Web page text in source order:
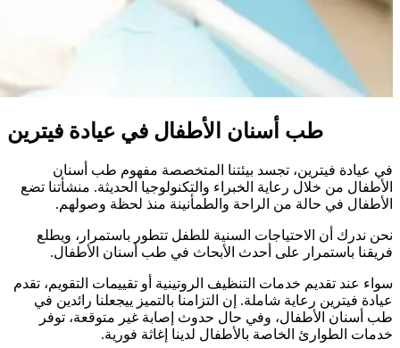
طب أسنان الأطفال في عيادة فيترين
في عيادة فيترين، تجسد بيئتنا المتخصصة مفهوم طب أسنان
الأطفال من خلال رعاية الخبراء والتكنولوجيا الحديثة. منشأتنا تضع
الأطفال في حالة من الراحة والطمأنينة منذ لحظة وصولهم.
نحن ندرك أن الاحتياجات السنية للطفل تتطور باستمرار، ويطلع
فريقنا باستمرار على أحدث الأبحاث في طب أسنان الأطفال.
سواء عند تقديم خدمات التنظيف الروتينية أو تقييمات التقويم، تقدم
عيادة فيترين رعاية شاملة. إن التزامنا بالتميز ييجعلنا رائدين في
طب أسنان الأطفال، وفي حال حدوث إصابة غير متوقعة، توفر
خدمات الطوارئ الخاصة بالأطفال لدينا إغاثة فورية.